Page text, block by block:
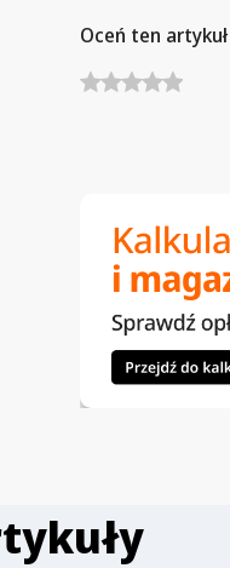
Oceń ten artykuł